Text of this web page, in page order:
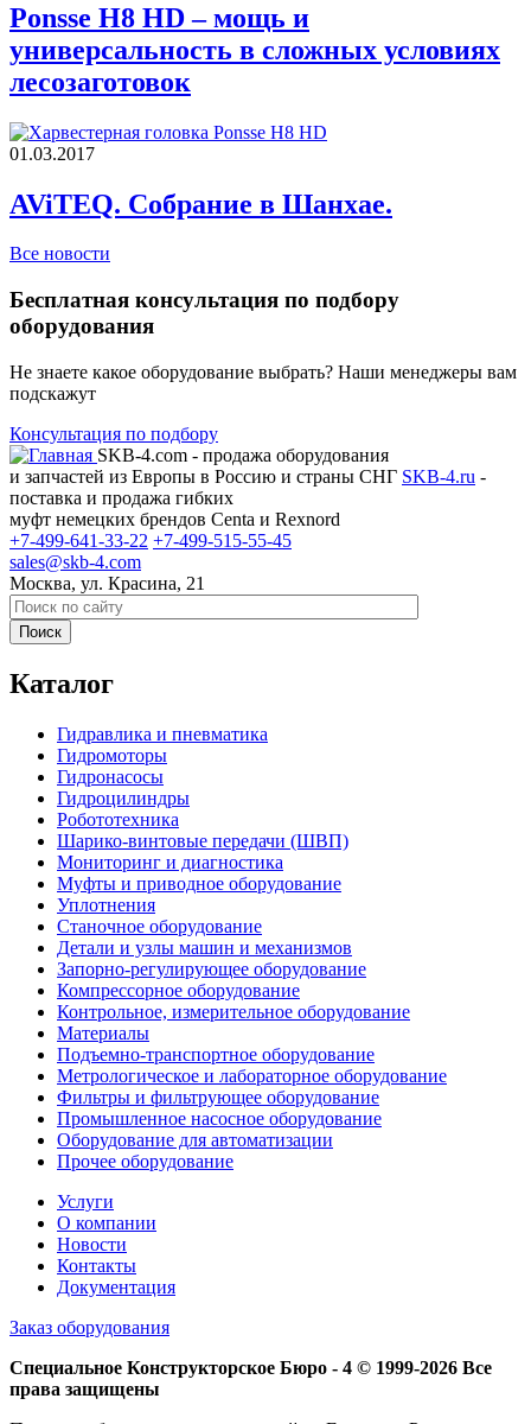
Ponsse H8 HD – мощь и
универсальность в сложных условиях
лесозаготовок
01.03.2017
AViTEQ. Собрание в Шанхае.
Все новости
Бесплатная консультация по подбору
оборудования
Не знаете какое оборудование выбрать? Наши менеджеры вам
подскажут
Консультация по подбору
SKB-4.com - продажа оборудования
и запчастей из Европы в Россию и страны СНГ SKB-4.ru -
поставка и продажа гибких
муфт немецких брендов Centa и Rexnord
+7-499-641-33-22 +7-499-515-55-45
sales@skb-4.com
Москва, ул. Красина, 21
Каталог
Гидравлика и пневматика
Гидромоторы
Гидронасосы
Гидроцилиндры
Робототехника
Шарико-винтовые передачи (ШВП)
Мониторинг и диагностика
Муфты и приводное оборудование
Уплотнения
Станочное оборудование
Детали и узлы машин и механизмов
Запорно-регулирующее оборудование
Компрессорное оборудование
Контрольное, измерительное оборудование
Материалы
Подъемно-транспортное оборудование
Метрологическое и лабораторное оборудование
Фильтры и фильтрующее оборудование
Промышленное насосное оборудование
Оборудование для автоматизации
Прочее оборудование
Услуги
О компании
Новости
Контакты
Документация
Заказ оборудования
Специальное Конструкторское Бюро - 4 © 1999-2026 Все
права защищены